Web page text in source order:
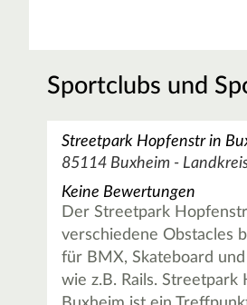
Sportclubs und
Streetpark Hopfenstr in
85114 Buxheim -
Keine Bewertungen
Der Streetpark
verschiedene Obstacles
für BMX, Skateboard
wie z.B. Rails. Streetpark